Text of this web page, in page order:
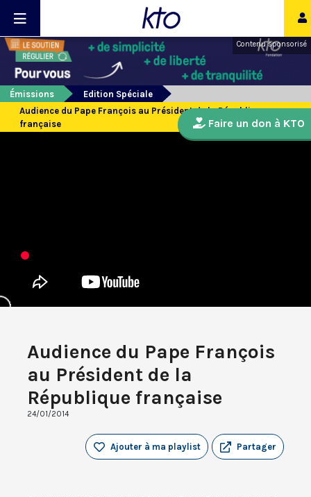
Contenu sponsorisé
Émissions
Edition Spéciale
Audience du Pape François au Président de la République
française
Audience du Pape François
au Président de la
République française
24/01/2014
Partager
Ajouter à ma playlist
Faire un don à KTO